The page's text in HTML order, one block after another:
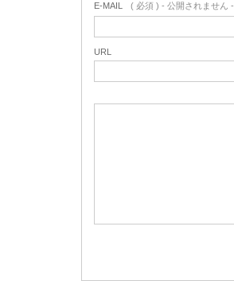
E-MAIL ( 必須 ) - 公開されません -
URL